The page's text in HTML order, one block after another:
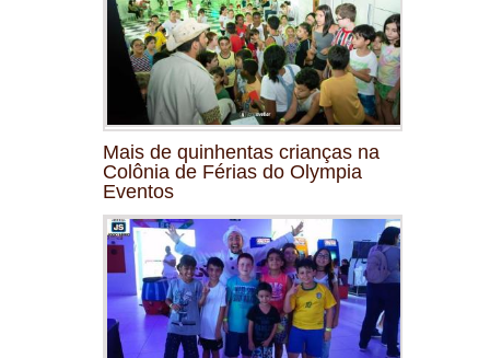
Mais de quinhentas crianças na
Colônia de Férias do Olympia
Eventos